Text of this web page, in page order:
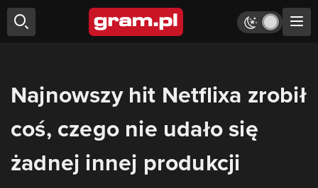
Najnowszy hit Netflixa zrobił
coś, czego nie udało się
żadnej innej produkcji